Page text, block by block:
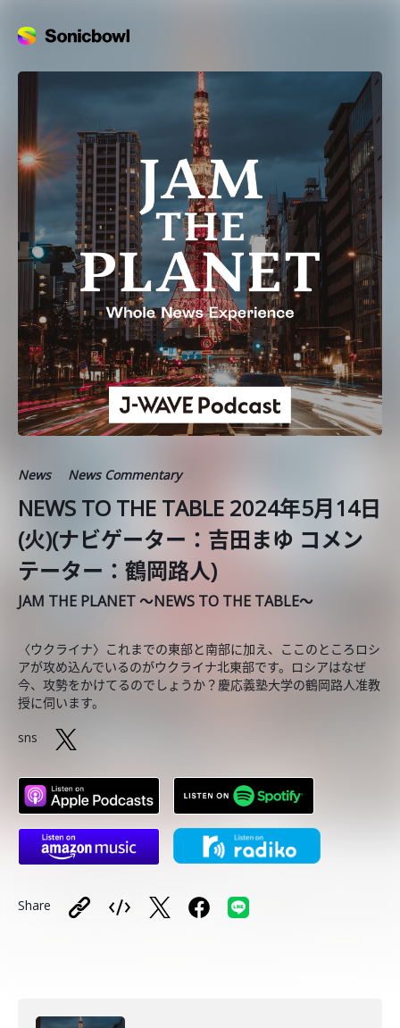
News News Commentary
NEWS TO THE TABLE 2024年5月14日
(火)(ナビゲーター：吉田まゆ コメン
テーター：鶴岡路人)
JAM THE PLANET ～NEWS TO THE TABLE～
〈ウクライナ〉これまでの東部と南部に加え、ここのところロシ
アが攻め込んでいるのがウクライナ北東部です。ロシアはなぜ
今、攻勢をかけてるのでしょうか？慶応義塾大学の鶴岡路人准教
授に伺います。
sns
Share